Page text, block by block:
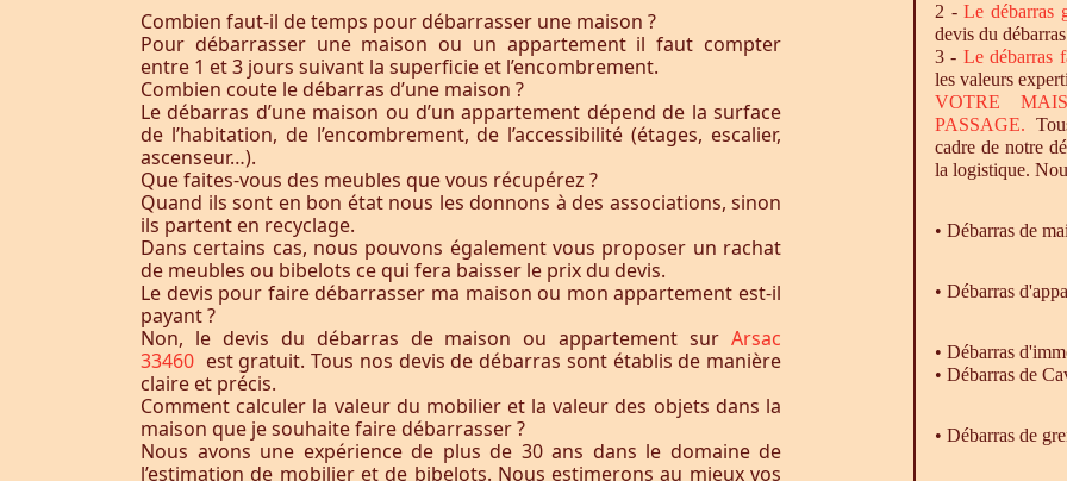
Combien faut-il de temps pour débarrasser une maison ?
Pour débarrasser une maison ou un appartement il faut compter
entre 1 et 3 jours suivant la superficie et l’encombrement.
Combien coute le débarras d’une maison ?
Le débarras d’une maison ou d’un appartement dépend de la surface
de l’habitation, de l’encombrement, de l’accessibilité (étages, escalier,
ascenseur…).
Que faites-vous des meubles que vous récupérez ?
Quand ils sont en bon état nous les donnons à des associations, sinon
ils partent en recyclage.
Dans certains cas, nous pouvons également vous proposer un rachat
de meubles ou bibelots ce qui fera baisser le prix du devis.
Le devis pour faire débarrasser ma maison ou mon appartement est-il
payant ?
Non, le devis du débarras de maison ou appartement sur Arsac
33460 est gratuit. Tous nos devis de débarras sont établis de manière
claire et précis.
Comment calculer la valeur du mobilier et la valeur des objets dans la
maison que je souhaite faire débarrasser ?
Nous avons une expérience de plus de 30 ans dans le domaine de
l’estimation de mobilier et de bibelots. Nous estimerons au mieux vos
2 -Ledébarras
devis du
3 - Ledébarras
les valeurs
VOTRE
PASSAGE.
cadre de notre
la logistique.
• Débarras de
• Débarras
• Débarras
• Débarras de
• Débarras de